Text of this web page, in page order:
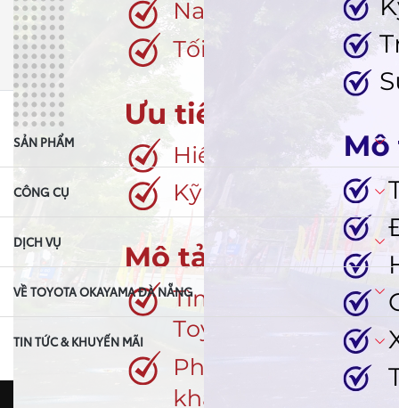
SẢN PHẨM
CÔNG CỤ
DỊCH VỤ
VỀ TOYOTA OKAYAMA ĐÀ NẴNG
TIN TỨC & KHUYẾN MÃI